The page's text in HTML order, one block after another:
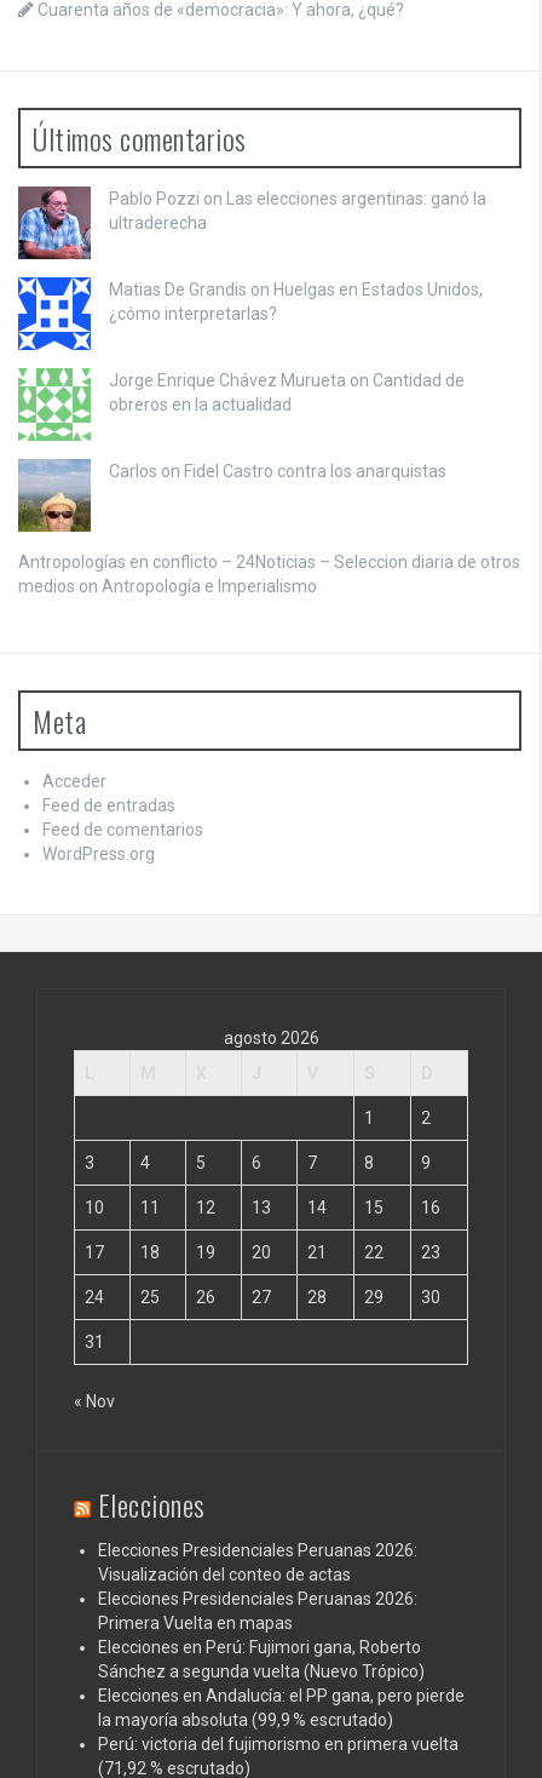
Cuarenta años de «democracia»: Y ahora, ¿qué?
Últimos comentarios
Pablo Pozzi on Las elecciones argentinas: ganó la
ultraderecha
Matias De Grandis on Huelgas en Estados Unidos,
¿cómo interpretarlas?
Jorge Enrique Chávez Murueta on Cantidad de
obreros en la actualidad
Carlos on Fidel Castro contra los anarquistas
Antropologías en conflicto – 24Noticias – Seleccion diaria de otros
medios on Antropología e Imperialismo
Meta
Acceder
Feed de entradas
Feed de comentarios
WordPress.org
agosto 2026
1 2
3 4 5 6 7 8 9
10 11 12 13 14 15 16
17 18 19 20 21 22 23
24 25 26 27 28 29 30
31
« Nov
Elecciones
Elecciones Presidenciales Peruanas 2026:
Visualización del conteo de actas
Elecciones Presidenciales Peruanas 2026:
Primera Vuelta en mapas
Elecciones en Perú: Fujimori gana, Roberto
Sánchez a segunda vuelta (Nuevo Trópico)
Elecciones en Andalucía: el PP gana, pero pierde
la mayoría absoluta (99,9 % escrutado)
Perú: victoria del fujimorismo en primera vuelta
(71,92 % escrutado)